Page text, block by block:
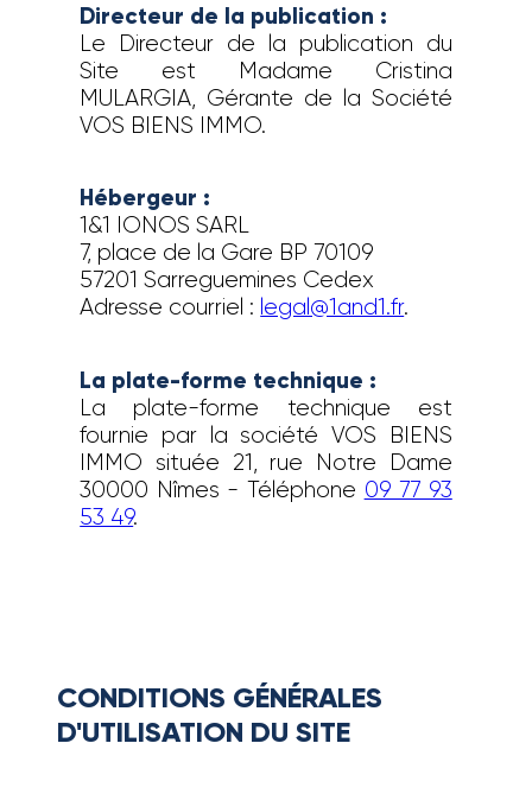
Directeur de la publication :
Le Directeur de la publication du
Site est Madame Cristina
MULARGIA, Gérante de la Société
VOS BIENS IMMO.
Hébergeur :
1&1 IONOS SARL
7, place de la Gare BP 70109
57201 Sarreguemines Cedex
Adresse courriel : legal@1and1.fr.
La plate-forme technique :
La plate-forme technique est
fournie par la société VOS BIENS
IMMO située 21, rue Notre Dame
30000 Nîmes - Téléphone 09 77 93
53 49.
CONDITIONS GÉNÉRALES
D'UTILISATION DU SITE